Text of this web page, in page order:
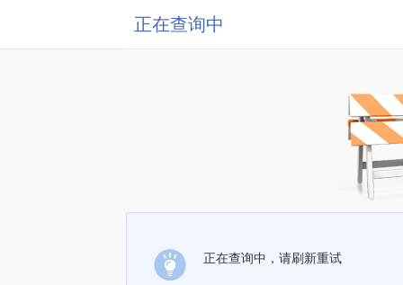
正在查询中
正在查询中，请刷新重试